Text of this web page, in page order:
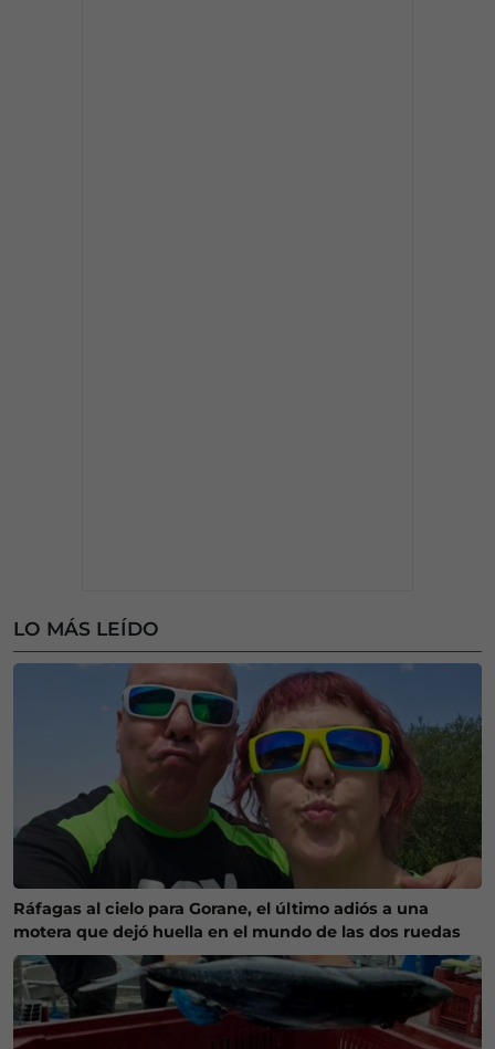
LO MÁS LEÍDO
Ráfagas al cielo para Gorane, el último adiós a una
motera que dejó huella en el mundo de las dos ruedas